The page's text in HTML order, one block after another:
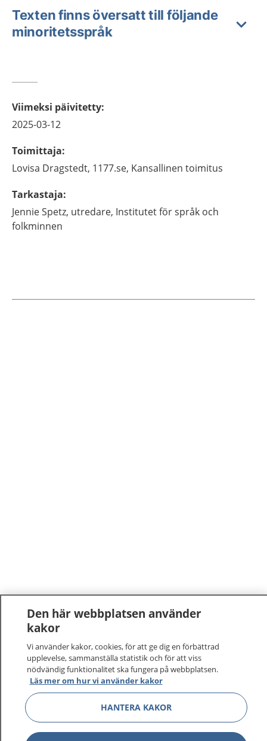
Texten finns översatt till följande
minoritetsspråk
Viimeksi päivitetty:
2025-03-12
Toimittaja:
Lovisa Dragstedt, 1177.se, Kansallinen toimitus
Tarkastaja:
JennieSpetz, utredare, Institutet för språk och
folkminnen
1177 –tryggt om din hälsa och vård
På 1177.se får du råd om hälsa och information om
sjukdomar och vilka mottagningar du kan kontakta.
Logga in för att läsa din journal och göra dina
vårdärenden. Ring telefonnummer 1177 för
sjukvårdsrådgivning dygnet runt.
1177 ger dig råd när du vill må bättre.
Den här webbplatsen använder
kakor
Vi använder kakor, cookies, för att ge dig en förbättrad
upplevelse, sammanställa statistik och för att viss
nödvändig funktionalitet ska fungera på webbplatsen.
Läs mer om hur vi använder kakor
HANTERA KAKOR